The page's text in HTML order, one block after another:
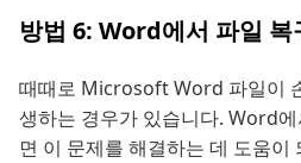
방법 6: Word에서 파일 복
때때로 Microsoft Word 파일이
생하는 경우가 있습니다. Word
면 이 문제를 해결하는 데 도움이